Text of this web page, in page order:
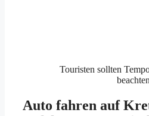
Touristen sollten
beachten
Auto fahren auf